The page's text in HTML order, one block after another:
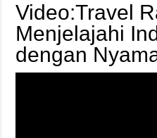
Video:Travel
Menjelajahi
dengan